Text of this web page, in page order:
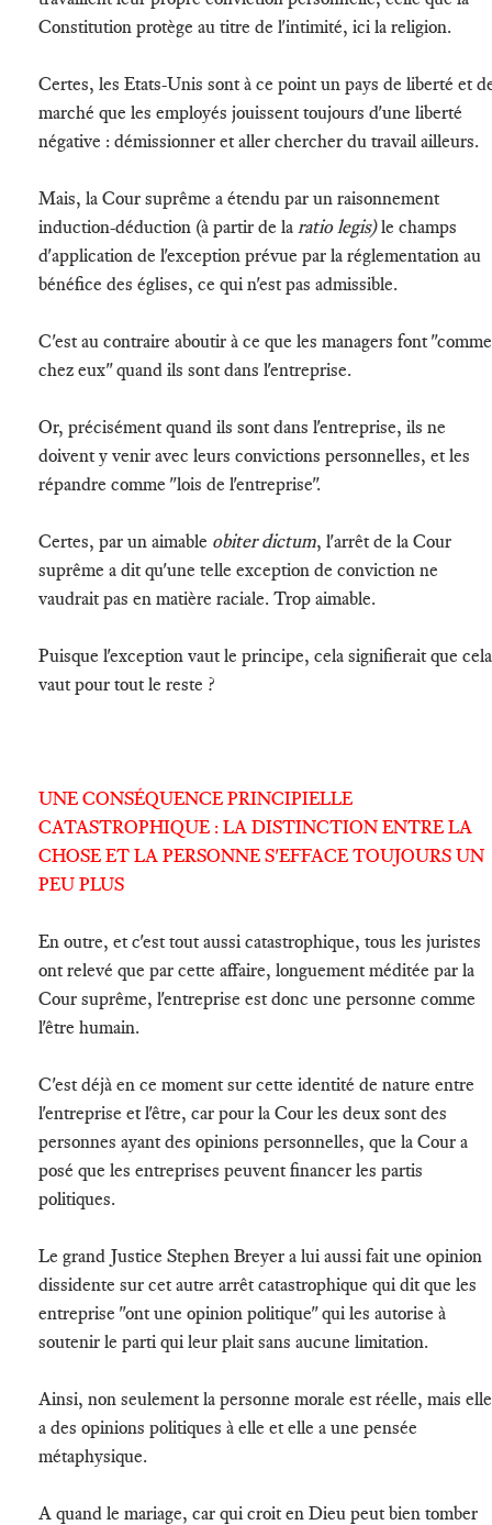
Constitution protège au titre de l'intimité, ici la religion.
Certes, les Etats-Unis sont à ce point un pays de liberté et
marché que les employés jouissent toujours d'une liberté
négative : démissionner et aller chercher du travail ailleurs.
Mais, la Cour suprême a étendu par un raisonnement
induction-déduction (à partir de la ratio legis)le champs
d'application de l'exception prévue par la réglementation au
bénéfice des églises, ce qui n'est pas admissible.
C'est au contraire aboutir à ce que les managers font "comme
chez eux" quand ils sont dans l'entreprise.
Or, précisément quand ils sont dans l'entreprise, ils ne
doivent y venir avec leurs convictions personnelles, et les
répandre comme "lois de l'entreprise".
Certes, par un aimable obiter dictum, l'arrêt de la Cour
suprême a dit qu'une telle exception de conviction ne
vaudrait pas en matière raciale. Trop aimable.
Puisque l'exception vaut le principe, cela signifierait que cela
vaut pour tout le reste ?
UNE CONSÉQUENCE PRINCIPIELLE
CATASTROPHIQUE : LA DISTINCTION ENTRE LA
CHOSE ET LA PERSONNE S'EFFACE TOUJOURS UN
PEU PLUS
En outre, et c'est tout aussi catastrophique, tous les juristes
ont relevé que par cette affaire, longuement méditée par la
Cour suprême, l'entreprise est donc une personne comme
l'être humain.
C'est déjà en ce moment sur cette identité de nature entre
l'entreprise et l'être, car pour la Cour les deux sont des
personnes ayant des opinions personnelles, que la Cour a
posé que les entreprises peuvent financer les partis
politiques.
Le grand Justice Stephen Breyer a lui aussi fait une opinion
dissidente sur cet autre arrêt catastrophique qui dit que les
entreprise "ont une opinion politique" qui les autorise à
soutenir le parti qui leur plait sans aucune limitation.
Ainsi, non seulement la personne morale est réelle, mais elle
a des opinions politiques à elle et elle a une pensée
métaphysique.
A quand le mariage, car qui croit en Dieu peut bien tomber